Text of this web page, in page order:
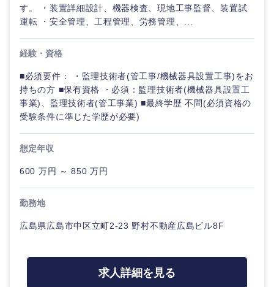
す。 ・装置詳細設計、機器検査、現地工事監督、装置試
運転 ・安全管理、工程管理、労務管理、...
経験・資格
■必須要件： ・監理技術者(管工事/機械器具設置工事)をお
持ちの方 ■保有資格 ・必須：監理技術者(機械器具設置工
事業)、監理技術者(管工事業) ■最終学歴 不問(必須資格の
受験条件に準じた学歴が必要)
想定年収
600 万円 ～ 850 万円
勤務地
広島県広島市中区立町2-23 野村不動産広島ビル8F
求人詳細を見る